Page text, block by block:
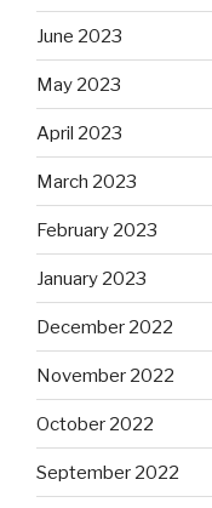
June 2023
May 2023
April 2023
March 2023
February 2023
January 2023
December 2022
November 2022
October 2022
September 2022